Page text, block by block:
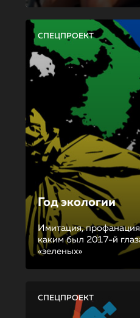
СПЕЦПРОЕКТ
Год экологии
Имитация,
каким был 2017-й
«зеленых»
СПЕЦПРОЕКТ